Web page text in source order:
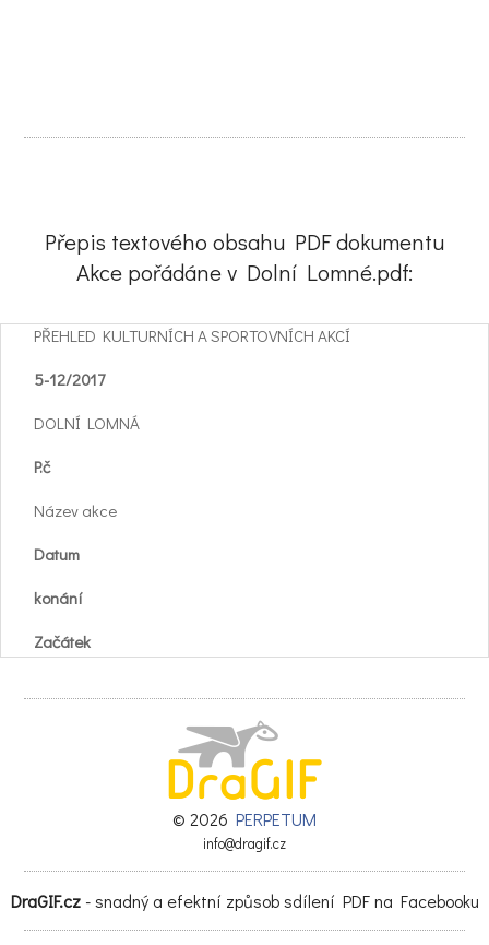
Přepis textového obsahu PDF dokumentu
Akce pořádáne v Dolní Lomné.pdf:
PŘEHLED KULTURNÍCH A SPORTOVNÍCH AKCÍ
5-12/2017
DOLNÍ LOMNÁ
P.č
Název akce
Datum
konání
Začátek
Místo konání
© 2026 PERPETUM
info@dragif.cz
DraGIF.cz- snadný a efektní způsob sdílení PDF na Facebooku